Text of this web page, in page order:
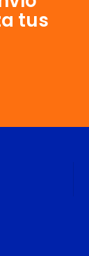
tus